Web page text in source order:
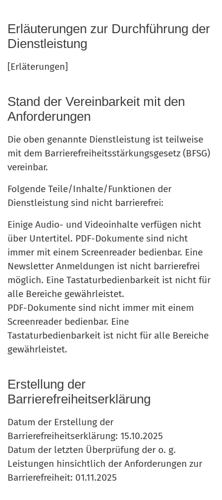
Erläuterungen zur Durchführung der
Dienstleistung
[Erläterungen]
Stand der Vereinbarkeit mit den
Anforderungen
Die oben genannte Dienstleistung ist teilweise
mit dem Barrierefreiheitsstärkungsgesetz (BFSG)
vereinbar.
Folgende Teile/Inhalte/Funktionen der
Dienstleistung sind nicht barrierefrei:
Einige Audio- und Videoinhalte verfügen nicht
über Untertitel. PDF-Dokumente sind nicht
immer mit einem Screenreader bedienbar. Eine
Newsletter Anmeldungen ist nicht barrierefrei
möglich. Eine Tastaturbedienbarkeit ist nicht für
alle Bereiche gewährleistet.
PDF-Dokumente sind nicht immer mit einem
Screenreader bedienbar. Eine
Tastaturbedienbarkeit ist nicht für alle Bereiche
gewährleistet.
Erstellung der
Barrierefreiheitserklärung
Datum der Erstellung der
Barrierefreiheitserklärung: 15.10.2025
Datum der letzten Überprüfung der o. g.
Leistungen hinsichtlich der Anforderungen zur
Barrierefreiheit: 01.11.2025